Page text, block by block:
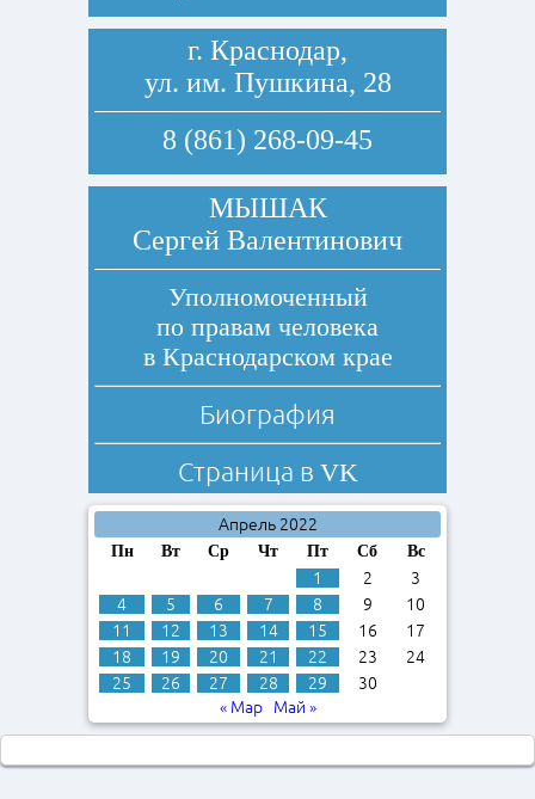
г. Краснодар,
ул. им. Пушкина, 28
8 (861) 268-09-45
МЫШАК
Сергей Валентинович
Уполномоченный
по правам человека
в Краснодарском крае
Биография
Страница в VK
Апрель 2022
Пн Вт Ср Чт Пт Сб Вс
1 2
3
4
5 6 7 8 9
10
11
12 13 14 15 16
17
18
19 20 21 22 23
24
25
26 27 28 29
30
« Мар
Май »